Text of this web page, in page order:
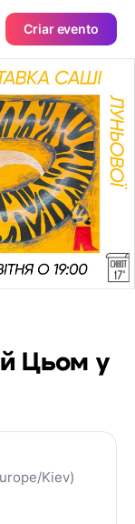
Criar evento
Цьом у
Kiev)